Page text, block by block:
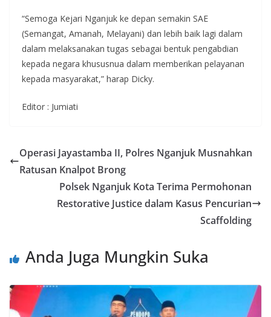
“Semoga Kejari Nganjuk ke depan semakin SAE
(Semangat, Amanah, Melayani) dan lebih baik lagi dalam
dalam melaksanakan tugas sebagai bentuk pengabdian
kepada negara khususnua dalam memberikan pelayanan
kepada masyarakat,” harap Dicky.
Editor : Jumiati
Operasi Jayastamba II, Polres Nganjuk Musnahkan
Ratusan Knalpot Brong
Polsek Nganjuk Kota Terima Permohonan
Restorative Justice dalam Kasus Pencurian
Scaffolding
Anda Juga Mungkin Suka